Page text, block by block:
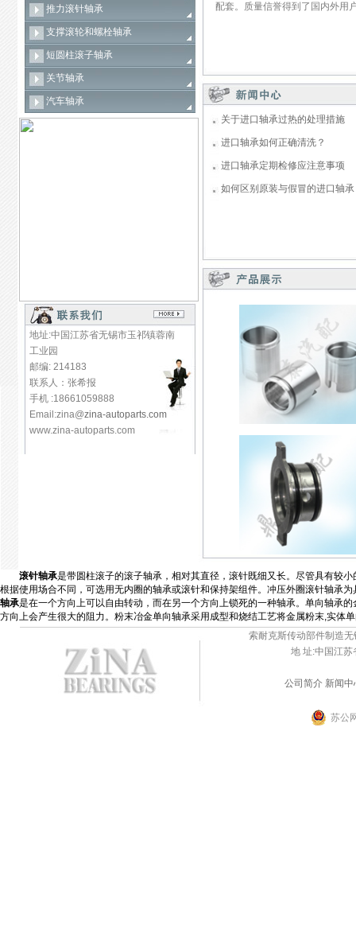
推力滚针轴承
支撑滚轮和螺栓轴承
短圆柱滚子轴承
关节轴承
汽车轴承
地址:中国江苏省无锡市玉祁镇蓉南
工业园
邮编: 214183
联系人：张希报
手机 :18661059888
Email:zina@zina-autoparts.com
www.zina-autoparts.com
配套。质量信誉得到了国内外用
关于进口轴承过热的处理措施
进口轴承如何正确清洗？
进口轴承定期检修应注意事项
如何区别原装与假冒的进口轴承
滚针轴承是带圆柱滚子的滚子轴承，相对其直径，滚针既细又长。尽管具有较
根据使用场合不同，可选用无内圈的轴承或滚针和保持架组件。冲压外圈滚针轴承
轴承是在一个方向上可以自由转动，而在另一个方向上锁死的一种轴承。单向轴承
方向上会产生很大的阻力。粉末冶金单向轴承采用成型和烧结工艺将金属粉末,实体
索耐克斯传动部件制造
地 址:中国江
公司简介 新闻中
苏公